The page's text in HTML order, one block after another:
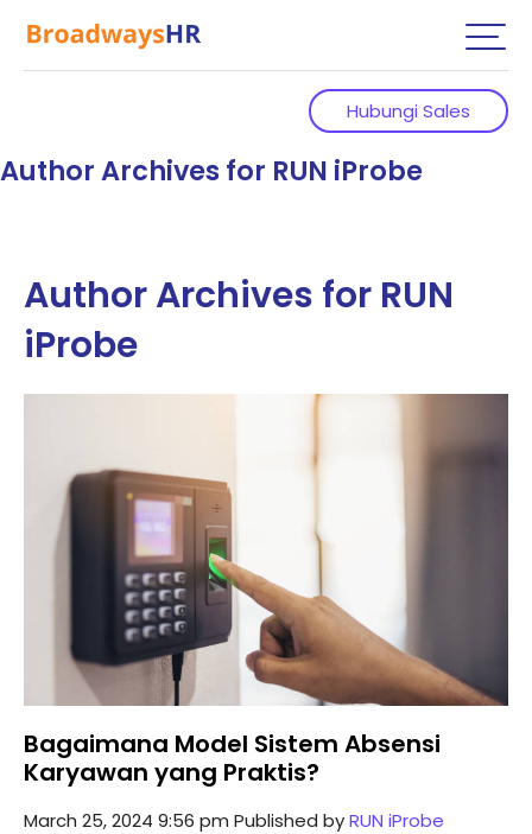
Hubungi Sales
Author Archives for RUN iProbe
Author Archives for RUN
iProbe
Bagaimana Model Sistem Absensi
Karyawan yang Praktis?
March 25, 2024 9:56 pm Published byRUN iProbe